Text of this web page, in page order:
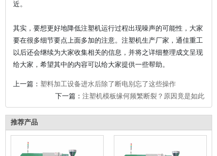
近。
其实，要想更好地降低注塑机运行过程出现噪声的可能性，大家
要在很多细节要点上面多加的注意。注塑机生产厂家，通佳重工
以后还会继续为大家收集相关的信息，并将之详细整理成文呈现
给大家，希望其中的内容可以给大家提供一些帮助。
上一篇： 塑料加工设备进水后除了断电别忘了这些操作
下一篇： 注塑机模板缘何频繁断裂？原因竟是如此
推荐产品